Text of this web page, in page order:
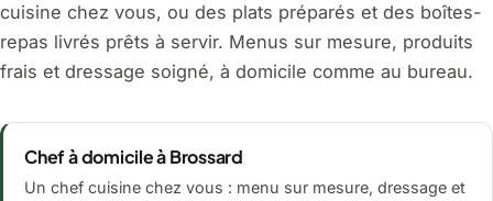
cuisine chez vous, ou des plats préparés et des boîtes-
repas livrés prêts à servir. Menus sur mesure, produits
frais et dressage soigné, à domicile comme au bureau.
Chef à domicile à Brossard
Un chef cuisine chez vous : menu sur mesure, dressage et